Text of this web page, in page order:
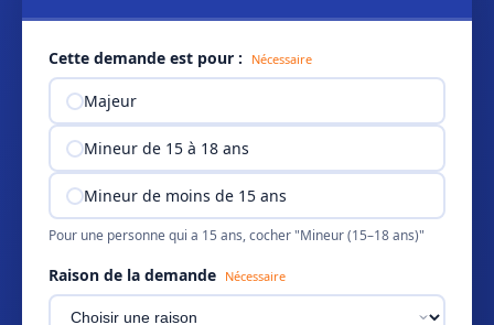
Cette demande est pour : Nécessaire
Majeur
Mineur de 15 à 18 ans
Mineur de moins de 15 ans
Pour une personne qui a 15 ans, cocher "Mineur (15–18 ans)"
Raison de la demande Nécessaire